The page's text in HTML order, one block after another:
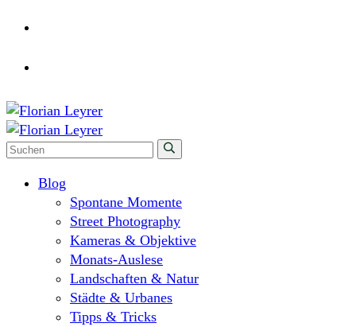
Blog
Spontane Momente
Street Photography
Kameras & Objektive
Monats-Auslese
Landschaften & Natur
Städte & Urbanes
Tipps & Tricks